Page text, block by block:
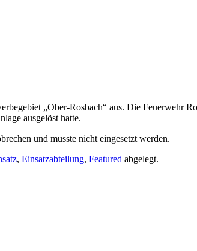
„Ober-Rosbach“ aus. Die Feuerwehr
ausgelöst hatte.
und musste nicht eingesetzt werden.
, Einsatzabteilung, Featured abgelegt.